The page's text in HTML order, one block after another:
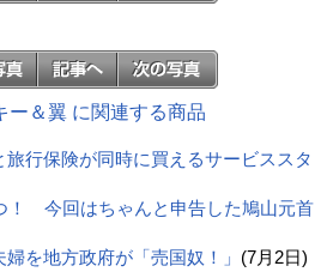
ー＆翼 に関連する商品
行保険が同時に買えるサービススタ
！ 今回はちゃんと申告した鳩山元首
を地方政府が「売国奴！」 (7月2日)